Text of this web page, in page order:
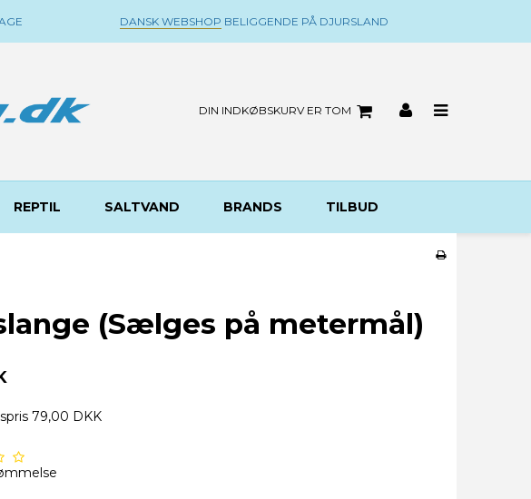
DANSK WEBSHOP BELIGGENDE PÅ DJURSLAND
DIN INDKØBSKURV ER TOM
REPTIL SALTVAND BRANDS TILBUD
(Sælges på metermål)
79,00 DKK